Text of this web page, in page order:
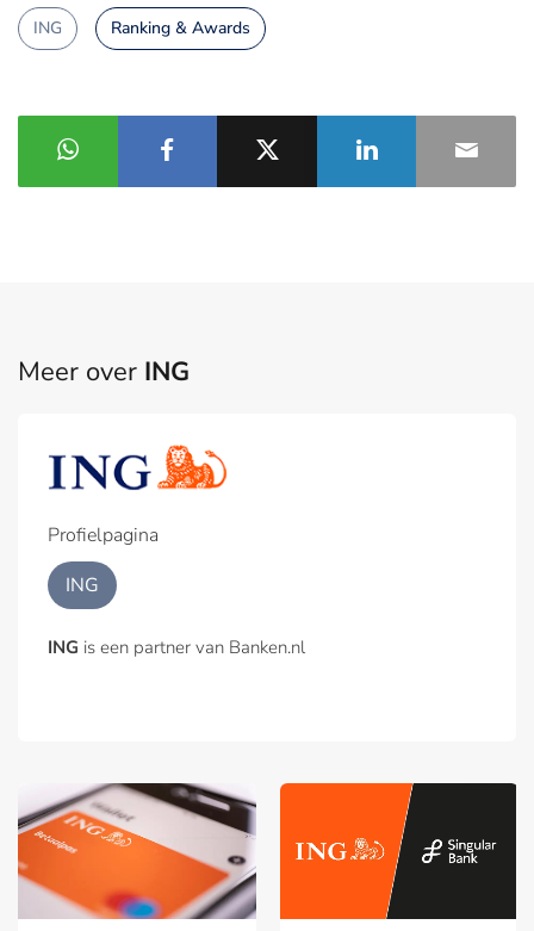
ING Ranking & Awards
Meer over ING
Profielpagina
ING
ING is een partner van Banken.nl